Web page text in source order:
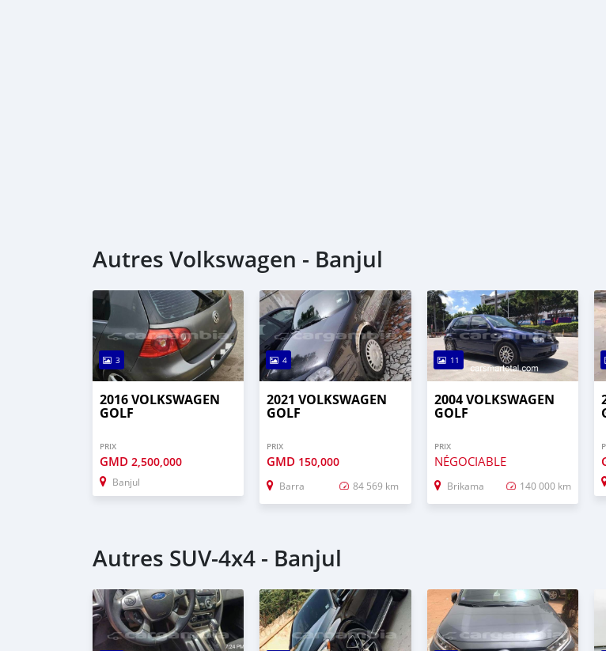
Autres Volkswagen - Banjul
3
2016 VOLKSWAGEN
GOLF
PRIX
GMD 2,500,000
Banjul
4
2021 VOLKSWAGEN
GOLF
PRIX
GMD 150,000
Barra 84 569 km
11
2004 VOLKSWAGEN
GOLF
PRIX
NÉGOCIABLE
Brikama 140 000 km
Autres SUV‒4x4 - Banjul